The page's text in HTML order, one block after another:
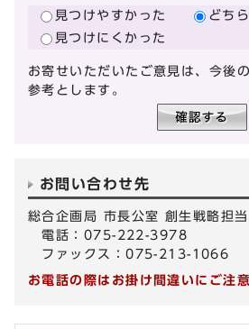
見つけやすかった
どち
見つけにくかった
お寄せいただいたご意見は、今後
参考とします。
お問い合わせ先
総合企画局 市長公室 創生戦略担当
電話：075-222-3978
ファックス：075-213-1066
お電話の際はお掛け間違いにご注